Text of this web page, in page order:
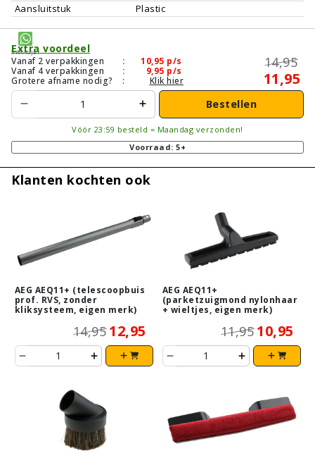
Aansluitstuk
Plastic
Vraagje?
Extra voordeel
Vanaf 2 verpakkingen : 10,95 p/s
Vanaf 4 verpakkingen
: 9,95 p/s
Grotere afname nodig?
: Klik hier
14,95
11,95
Bestellen
Vóór 23:59 besteld = Maandag verzonden!
Voorraad: 5+
Klanten kochten ook
AEG AEQ11+ (telescoopbuis
prof. RVS, zonder
kliksysteem, eigen merk)
14,95 12,95
AEG AEQ11+
(parketzuigmond nylonhaar
+ wieltjes, eigen merk)
11,95 10,95